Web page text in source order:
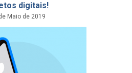
digitais!
Maio de 2019